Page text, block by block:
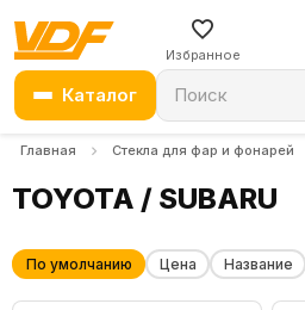
Избранное
Каталог Поиск
Главная Стекла для фар и фонарей
TOYOTA / SUBARU
По умолчанию Цена Название